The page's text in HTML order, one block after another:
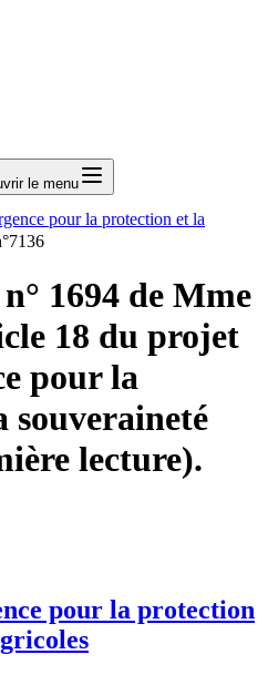
le menu
pour la protection et la
7136
1694 de Mme
18 du projet
pour la
souveraineté
lecture).
pour la protection